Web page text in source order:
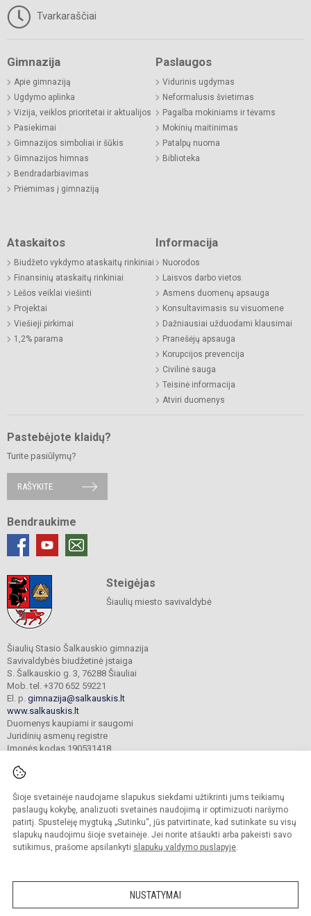
Šioje svetainėje naudojame slapukus siekdami užtikrinti jums teikiamų
paslaugų kokybę, analizuoti svetainės naudojimą ir optimizuoti naršymo
patirtį. Spustelėję mygtuką „Sutinku“, jūs patvirtinate, kad sutinkate su visų
slapukų naudojimu šioje svetainėje. Jei norite atšaukti arba pakeisti savo
sutikimus, prašome apsilankyti slapukų valdymo puslapyje.
NUSTATYMAI
Tvarkaraščiai
Gimnazija
Apie gimnaziją
Ugdymo aplinka
Vizija, veiklos prioritetai ir aktualijos
Pasiekimai
Gimnazijos simboliai ir šūkis
Gimnazijos himnas
Bendradarbiavimas
Priėmimas į gimnaziją
Paslaugos
Vidurinis ugdymas
Neformalusis švietimas
Pagalba mokiniams ir tėvams
Mokinių maitinimas
Patalpų nuoma
Biblioteka
Ataskaitos
Biudžeto vykdymo ataskaitų rinkiniai
Finansinių ataskaitų rinkiniai
Lėšos veiklai viešinti
Projektai
Viešieji pirkimai
1,2% parama
Informacija
Nuorodos
Laisvos darbo vietos
Asmens duomenų apsauga
Konsultavimasis su visuomene
Dažniausiai užduodami klausimai
Pranešėjų apsauga
Korupcijos prevencija
Civilinė sauga
Teisinė informacija
Atviri duomenys
Pastebėjote klaidų?
Turite pasiūlymų?
RAŠYKITE
Bendraukime
Steigėjas
Šiaulių miesto savivaldybė
Šiaulių Stasio Šalkauskio gimnazija
Savivaldybės biudžetinė įstaiga
S. Šalkauskio g. 3, 76288 Šiauliai
Mob. tel. +370 652 59221
El. p. gimnazija@salkauskis.lt
www.salkauskis.lt
Duomenys kaupiami ir saugomi
Juridinių asmenų registre
Įmonės kodas 190531418
© 2024. Šiaulių Stasio Šalkauskio gimnazija. Visos teisės saugomos.
Kopijuoti turinį be raštiško gimnazijos sutikimo griežtai draudžiama.
Prieinamumo paraiška Slapukų valdymas
Sumanus būdas atnaujinti